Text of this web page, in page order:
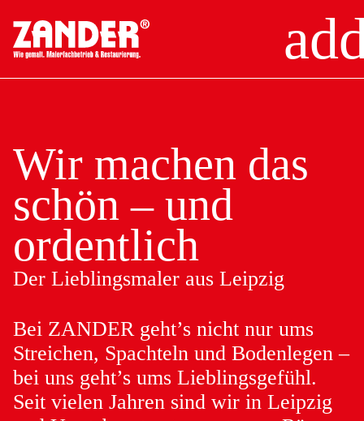
Über uns
Jobs
Ausbildung
Leistungen
Planung und Konzeption
Bemusterung und Beratung vor Ort
Malerarbeiten und Renovierung
Tapezieren
Restaurierung
Wir machen das
schön – und
ordentlich
Der Lieblingsmaler aus Leipzig
Bei ZANDER geht’s nicht nur ums
Streichen, Spachteln und Bodenlegen –
bei uns geht’s ums Lieblingsgefühl.
Seit vielen Jahren sind wir in Leipzig